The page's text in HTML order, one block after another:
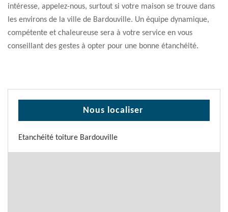
intéresse, appelez-nous, surtout si votre maison se trouve dans
les environs de la ville de Bardouville. Un équipe dynamique,
compétente et chaleureuse sera à votre service en vous
conseillant des gestes à opter pour une bonne étanchéité.
Nous localiser
Etanchéité toiture Bardouville